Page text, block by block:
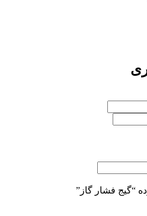
“گیج فشار گاز”